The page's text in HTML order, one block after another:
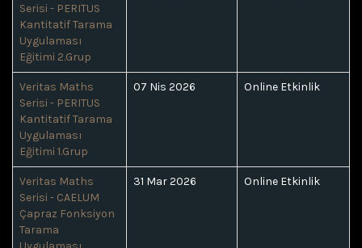
Serisi - PERITUS
Kantitatif Tarama
Uygulaması
Eğitimi 2.Grup
Veritas Maths
Serisi - PERITUS
Kantitatif Tarama
Uygulaması
Eğitimi 1.Grup
07 Nis 2026 Online Etkinlik
Veritas Maths
Serisi - CAELUM
Çapraz Fonksiyon
Tarama
31 Mar 2026 Online Etkinlik